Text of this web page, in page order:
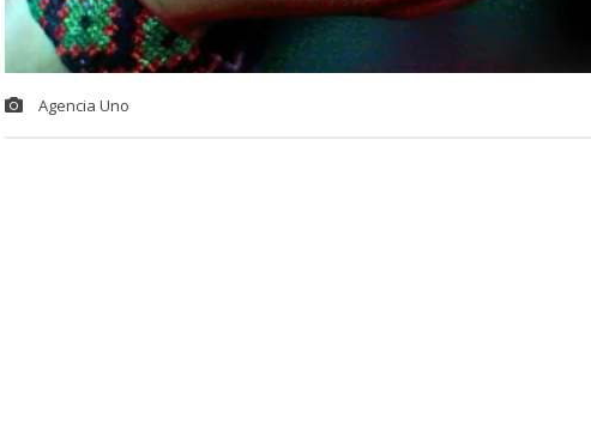
Agencia Uno